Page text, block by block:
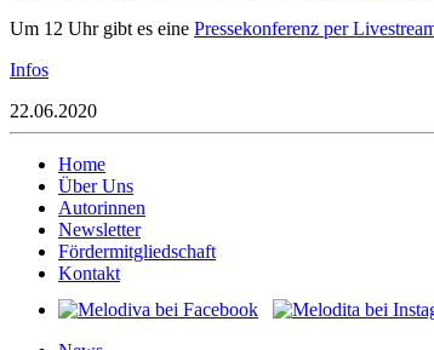
Um 12 Uhr gibt es eine Pressekonferenz per
Infos
22.06.2020
Home
Über Uns
Autorinnen
Newsletter
Fördermitgliedschaft
Kontakt